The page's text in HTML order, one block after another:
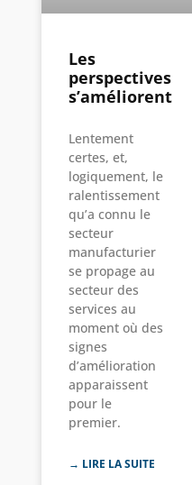
Les
perspectives
s’améliorent
Lentement
certes, et,
logiquement, le
ralentissement
qu’a connu le
secteur
manufacturier
se propage au
secteur des
services au
moment où des
signes
d’amélioration
apparaissent
pour le
premier.
→ LIRE LA SUITE